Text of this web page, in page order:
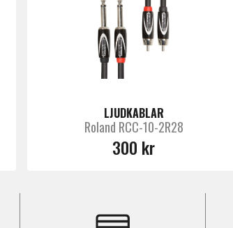
LJUDKABLAR
Roland RCC-10-2R28
300 kr